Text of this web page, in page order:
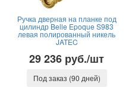
Ручка дверная на планке под
цилиндр Belle Epoque S983
левая полированный никель
JATEC
29 236 руб./шт
Под заказ (90 дней)